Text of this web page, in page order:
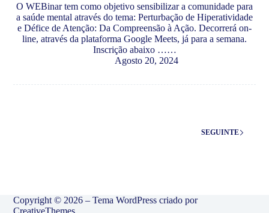
O WEBinar tem como objetivo sensibilizar a comunidade para
a saúde mental através do tema: Perturbação de Hiperatividade
e Défice de Atenção: Da Compreensão à Ação. Decorrerá on-
line, através da plataforma Google Meets, já para a semana.
Inscrição abaixo ……
Agosto 20, 2024
SEGUINTE
Copyright © 2026 – Tema WordPress criado por
CreativeThemes